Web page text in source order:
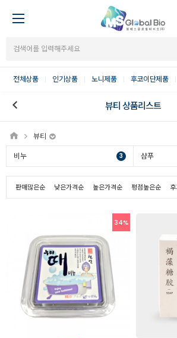
전체상품 인기상품 노니제품 후코이단제품
뷰티 상품리스트
뷰티
비누
3 샴푸
판매많은순 낮은가격순 높은가격순 평점높은순
34%